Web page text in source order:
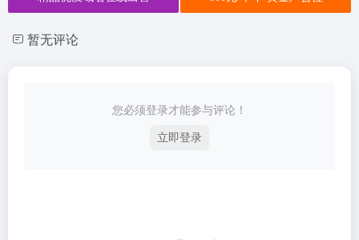
暂无评论
您必须登录才能参与评论！
立即登录